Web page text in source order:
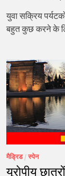
युवा सक्रिय
बहुत कुछ करने के
मैड्रिड/स्पेन
यूरोपीय